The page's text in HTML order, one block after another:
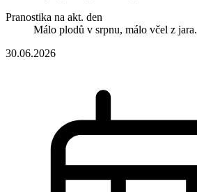
Pranostika na akt. den
Málo plodů v srpnu, málo včel z jara.
30.06.2026